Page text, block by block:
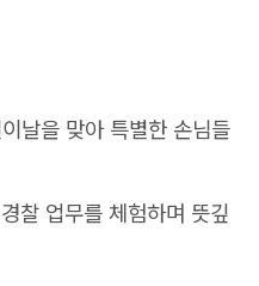
날을 맞아 특별한 손님들
찰 업무를 체험하며 뜻깊